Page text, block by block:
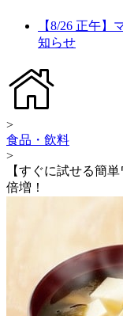
【8/26 正午】
知らせ
>
食品・飲料
>
【すぐに試せる簡
倍増！